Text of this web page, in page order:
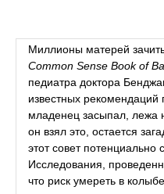
Миллионы матерей
Common Sense Book of
педиатра доктора
известных
младенец засыпал, лежа
он взял это, остается
этот совет потенциально
Исследования,
что риск умереть в